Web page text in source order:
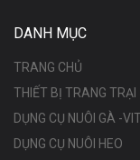
DANH MỤC
TRANG CHỦ
THIẾT BỊ TRANG TRẠI
DỤNG CỤ NUÔI GÀ -VIT
DỤNG CỤ NUÔI HEO